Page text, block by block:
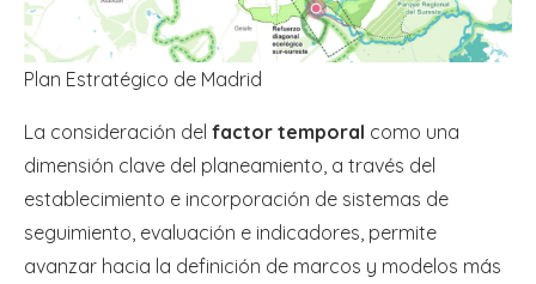
Plan Estratégico de Madrid
La consideración del factor temporal como una
dimensión clave del planeamiento, a través del
establecimiento e incorporación de sistemas de
seguimiento, evaluación e indicadores, permite
avanzar hacia la definición de marcos y modelos más